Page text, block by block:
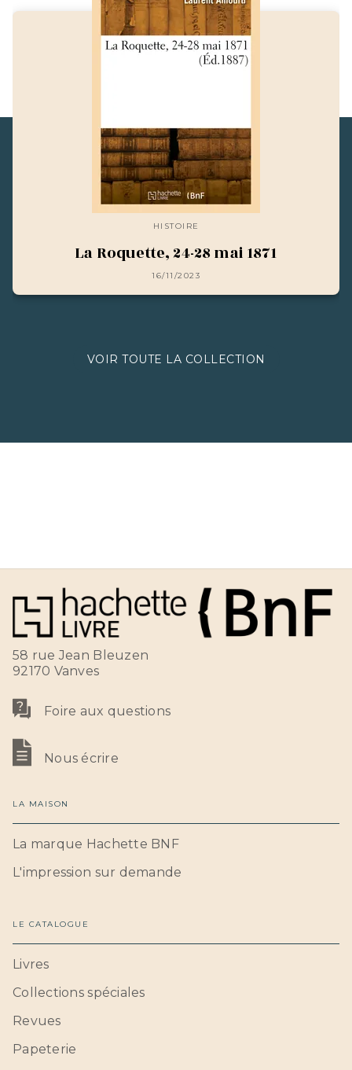
HISTOIRE
La Roquette, 24-28 mai 1871
16/11/2023
VOIR TOUTE LA COLLECTION
58 rue Jean Bleuzen
92170 Vanves
Foire aux questions
Nous écrire
LA MAISON
La marque Hachette BNF
L'impression sur demande
LE CATALOGUE
Livres
Collections spéciales
Revues
Papeterie